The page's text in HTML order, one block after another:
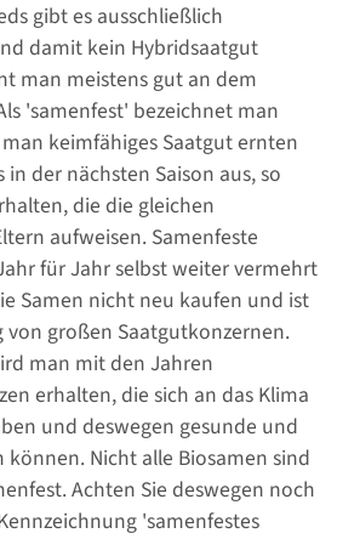
gibt es ausschließlich
damit kein Hybridsaatgut
man meistens gut an dem
'samenfest' bezeichnet man
keimfähiges Saatgut ernten
in der nächsten Saison aus, so
die die gleichen
aufweisen. Samenfeste
für Jahr selbst weiter vermehrt
Samen nicht neu kaufen und ist
großen Saatgutkonzernen.
man mit den Jahren
erhalten, die sich an das Klima
und deswegen gesunde und
können. Nicht alle Biosamen sind
Achten Sie deswegen noch
'samenfestes